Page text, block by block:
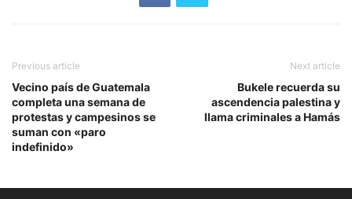
Previous article
Vecino país de Guatemala
completa una semana de
protestas y campesinos se
suman con «paro
indefinido»
Next article
Bukele recuerda su
ascendencia palestina y
llama criminales a Hamás